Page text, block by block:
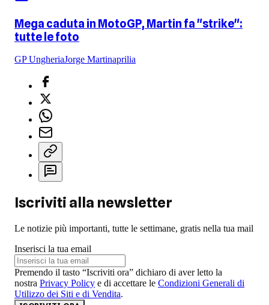
Mega caduta in MotoGP, Martin fa "strike":
tutte le foto
GP UngheriaJorge Martinaprilia
Iscriviti alla newsletter
Le notizie più importanti, tutte le settimane, gratis nella tua mail
Inserisci la tua email
Premendo il tasto “Iscriviti ora” dichiaro di aver letto la
nostra Privacy Policy e di accettare le Condizioni Generali di
Utilizzo dei Siti e di Vendita.